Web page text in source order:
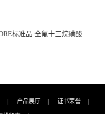
标准品 全氟十三烷磺酸
产品展厅 证书荣誉